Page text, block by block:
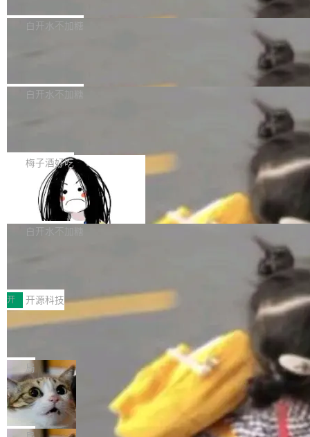
员工参与设立的专项资产管理计划。其中，Dee
获配9...
一个回归问题，该问题导致拉取镜像时会拒绝包
题，该问题可能导致在旧版 Linux 内核...
e 孵化器项目管理委员会（IPMC）投票中获得
P）！这一里程碑不仅标志着 Fluss 迈入新的发
白开水不加糖
长期停止内容更新，未能实现其作为“AI版维基百
提交的编辑请求也长期处于待处理状态。 Groki
pedia 于去年底上线，定位为由人工智能生成内
容的百科平台，被马斯克视为传统众包百科网站
维基百科的替代方案。Lawfare 调查发现，无论
热门页面还是低关注度页面，均未出现近期更
白开水不加糖
是这样的：配 MessageSource 的 Bean、写 R
eloadableResourceBundleMessageSource、
声明 LocaleResolver、注册 LocaleChangeInt
erceptor…五六步之后才能看到第一行翻译文
本。 Solon 换了个方式。整个 i18n 模块围绕三
梅子酒好吃
Apache Doris 4.1 全面增强 Iceberg：
支持 UPDATE、MERGE INTO 与 Iceb
erg V3
Apache Doris 4.1 要补齐的，正是缺失的那一
半。在已有查询能力的基础上，Doris 进一步支
常维护操作，并完整支持 Iceberg V3 格式。
白开水不加糖
村国家自主创新示范区会议中心开幕。本届大会
由中关村智联软件服务业质量创新联盟主办，以
“智构可信·质创未来——AI原生时代的质量新范
式”为主题，直面AI从实验室走向规模化产业落地
的核心质量命题。会上，《2026智能研发生产力
工具选型手册》发布，Testin云测的Testin XAge
nt智能测试系统入选AI测试领域代表产品。对CI
O而言，这提示了一个转变：AI测试正在从效率
工具升级为企业的质量基础设施。 CIO面对的新
开 开源科技
让非法状态不可表示：一篇关于 ADT
有一种东西，一旦用过就回不去了。Alex Fedos
eev 管它叫"软件设计的基石"。 他说的东西不新
鲜——代数数据类型（ADT），尤其是和类型
（sum type）。但他说清楚了一件事：这不是类
型系统的学术体操，是日常编码的思维方式。 文
章从一个简单的例子切入。一个网站的深色主题
局
Cloudflare 开源内部企业 AI 平台 Clou
dflare OS
Cloudflare 发布了一个开源项目 Cloudflare O
S。如果你只看官方博客，你会觉得这是又一